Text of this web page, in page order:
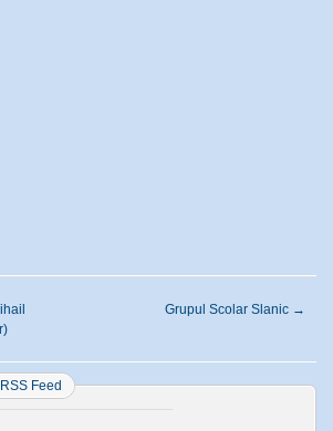
Grupul Scolar Slanic →
RSS Feed